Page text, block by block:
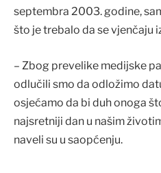
septembra 2003. godine,
što je trebalo da se vjenčaju
– Zbog prevelike medijske
odlučili smo da odložimo
osjećamo da bi duh onoga
najsretniji dan u našim
naveli su u saopćenju.